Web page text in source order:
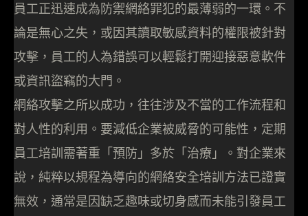
員工正迅速成為防禦網絡罪犯的最薄弱的一環。不
論是無心之失，或因其讀取敏感資料的權限被針對
攻擊，員工的人為錯誤可以輕鬆打開迎接惡意軟件
或資訊盜竊的大門。
網絡攻擊之所以成功，往往涉及不當的工作流程和
對人性的利用。要減低企業被威脅的可能性，定期
員工培訓需著重「預防」多於「治療」。對企業來
說，純粹以規程為導向的網絡安全培訓方法已證實
無效，通常是因缺乏趣味或切身感而未能引發員工